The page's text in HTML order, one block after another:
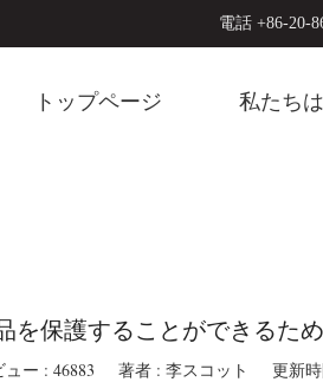
電話 +86-20-
トップページ 私たちは
保護することができるた
ュー : 46883 著者 : 李スコット 更新